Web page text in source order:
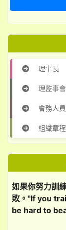
理事長
理監事會
會務人員
組織章程
如果你努力訓
敗。"If you
be hard to